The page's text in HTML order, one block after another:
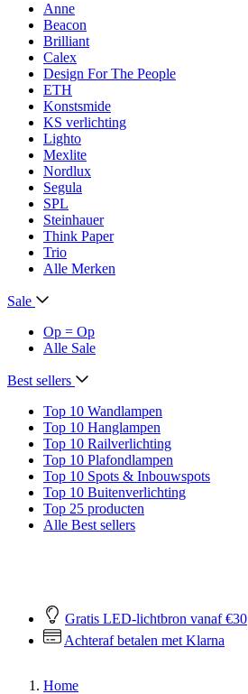
Anne
Beacon
Brilliant
Calex
Design For The People
ETH
Konstsmide
KS verlichting
Lighto
Mexlite
Nordlux
Segula
SPL
Steinhauer
Think Paper
Trio
Alle Merken
Sale
Op = Op
Alle Sale
Best sellers
Top 10 Wandlampen
Top 10 Hanglampen
Top 10 Railverlichting
Top 10 Plafondlampen
Top 10 Spots & Inbouwspots
Top 10 Buitenverlichting
Top 25 producten
Alle Best sellers
Gratis LED-lichtbron vanaf €30
Achteraf betalen met Klarna
Home